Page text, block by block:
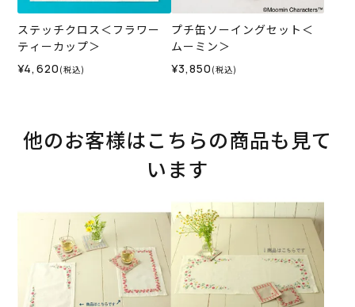
ステッチクロス＜フラワー
ティーカップ＞
¥4,620 (税込)
プチ缶ソーイングセット＜
ムーミン＞
¥3,850 (税込)
他のお客様はこちらの商品も見て
います